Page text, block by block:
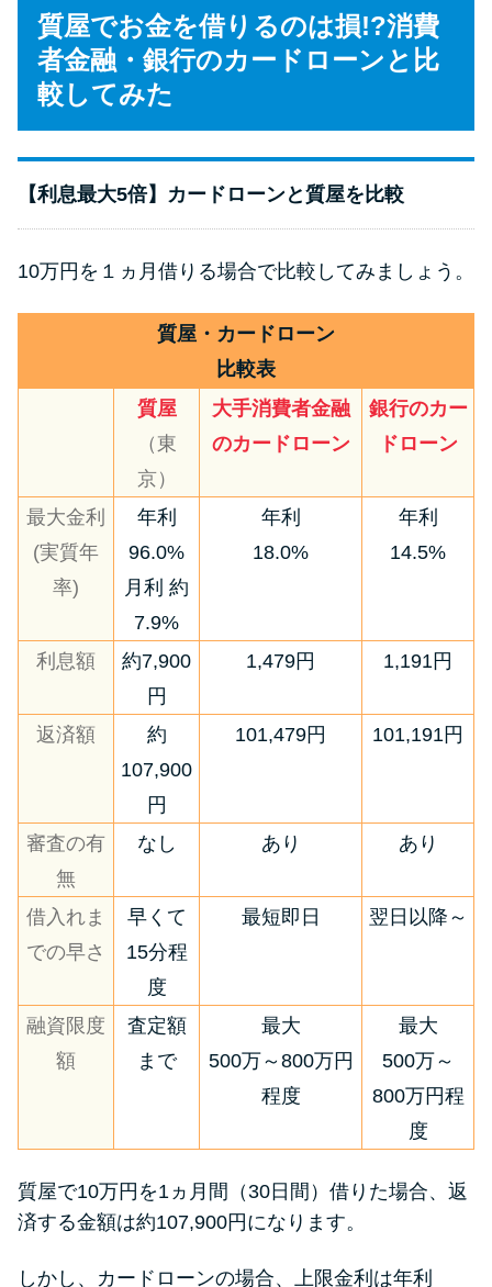
質屋でお金を借りるのは損!?消費
者金融・銀行のカードローンと比
較してみた
【利息最大5倍】カードローンと質屋を比較
10万円を１ヵ月借りる場合で比較してみましょう。
質屋・カードローン
比較表
質屋
（東
京）
大手消費者金融
のカードローン
銀行のカー
ドローン
最大金利
(実質年
率)
年利
96.0%
月利 約
7.9%
年利
18.0%
年利
14.5%
利息額
約7,900
円
1,479円 1,191円
返済額
約
107,900
円
101,479円 101,191円
審査の有
無
なし あり あり
借入れま
での早さ
早くて
15分程
度
最短即日 翌日以降～
融資限度
額
査定額
まで
最大
500万～800万円
程度
最大
500万～
800万円程
度
質屋で10万円を1ヵ月間（30日間）借りた場合、返
済する金額は約107,900円になります。
しかし、カードローンの場合、上限金利は年利